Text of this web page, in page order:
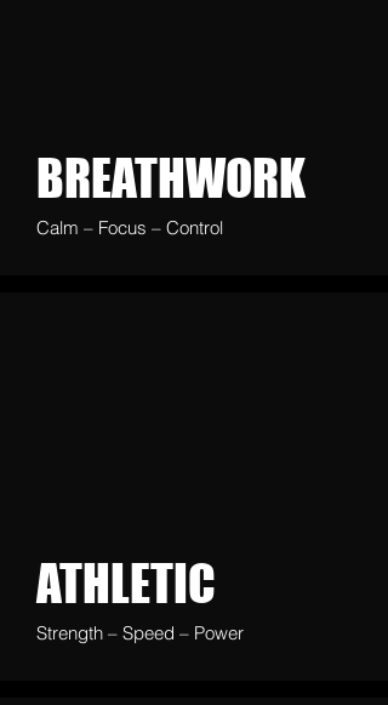
BREATHWORK
Calm – Focus – Control
ATHLETIC
Strength – Speed – Power